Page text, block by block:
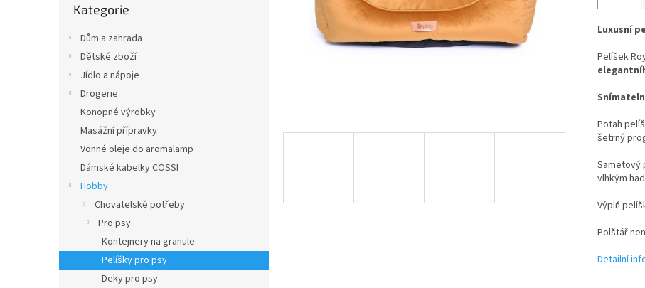
kategorie
Kategorie
Dům a zahrada
Dětské zboží
Jídlo a nápoje
Drogerie
Konopné výrobky
Masážní přípravky
Vonné oleje do aromalamp
Dámské kabelky COSSI
Hobby
Chovatelské potřeby
Pro psy
Kontejnery na granule
Pelíšky pro psy
Deky pro psy
Luxusní
Pelíšek
Potah
šetrný
Sametový
vlhkým
Výplň
Polštář
Detailní